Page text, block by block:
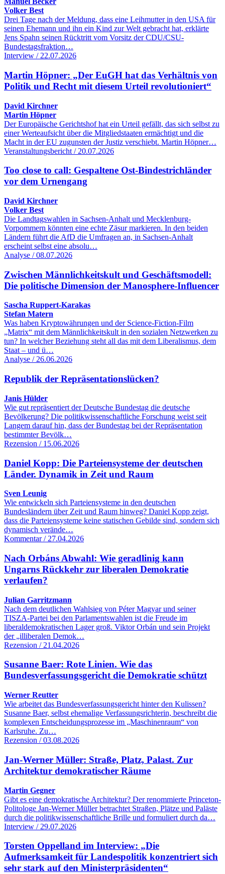
Volker Best
Drei Tage nach der Meldung, dass eine Leihmutter in den USA für
seinen Ehemann und ihn ein Kind zur Welt gebracht hat, erklärte
Jens Spahn seinen Rücktritt vom Vorsitz der CDU/CSU-
Bundestagsfraktion…
Interview / 22.07.2026
Martin Höpner: „Der EuGH hat das Verhältnis von
Politik und Recht mit diesem Urteil revolutioniert“
David Kirchner
Martin Höpner
Der Europäische Gerichtshof hat ein Urteil gefällt, das sich selbst zu
einer Werteaufsicht über die Mitgliedstaaten ermächtigt und die
Macht in der EU zugunsten der Justiz verschiebt. Martin Höpner…
Veranstaltungsbericht / 20.07.2026
Too close to call: Gespaltene Ost-Bindestrichländer
vor dem Urnengang
David Kirchner
Volker Best
Die Landtagswahlen in Sachsen-Anhalt und Mecklenburg-
Vorpommern könnten eine echte Zäsur markieren. In den beiden
Ländern führt die AfD die Umfragen an, in Sachsen-Anhalt
erscheint selbst eine absolu…
Analyse / 08.07.2026
Zwischen Männlichkeitskult und Geschäftsmodell:
Die politische Dimension der Manosphere-Influencer
Sascha Ruppert-Karakas
Stefan Matern
Was haben Kryptowährungen und der Science-Fiction-Film
„Matrix“ mit dem Männlichkeitskult in den sozialen Netzwerken zu
tun? In welcher Beziehung steht all das mit dem Liberalismus, dem
Staat – und ü…
Analyse / 26.06.2026
Republik der Repräsentationslücken?
Janis Hülder
Wie gut repräsentiert der Deutsche Bundestag die deutsche
Bevölkerung? Die politikwissenschaftliche Forschung weist seit
Langem darauf hin, dass der Bundestag bei der Repräsentation
bestimmter Bevölk…
Rezension / 15.06.2026
Daniel Kopp: Die Parteiensysteme der deutschen
Länder. Dynamik in Zeit und Raum
Sven Leunig
Wie entwickeln sich Parteiensysteme in den deutschen
Bundesländern über Zeit und Raum hinweg? Daniel Kopp zeigt,
dass die Parteiensysteme keine statischen Gebilde sind, sondern sich
dynamisch verände…
Kommentar / 27.04.2026
Nach Orbáns Abwahl: Wie geradlinig kann
Ungarns Rückkehr zur liberalen Demokratie
verlaufen?
Julian Garritzmann
Nach dem deutlichen Wahlsieg von Péter Magyar und seiner
TISZA-Partei bei den Parlamentswahlen ist die Freude im
liberaldemokratischen Lager groß. Viktor Orbán und sein Projekt
der „illiberalen Demok…
Rezension / 21.04.2026
Susanne Baer: Rote Linien. Wie das
Bundesverfassungsgericht die Demokratie schützt
Werner Reutter
Wie arbeitet das Bundesverfassungsgericht hinter den Kulissen?
Susanne Baer, selbst ehemalige Verfassungsrichterin, beschreibt die
komplexen Entscheidungsprozesse im „Maschinenraum“ von
Karlsruhe. Zu…
Rezension / 03.08.2026
Jan-Werner Müller: Straße, Platz, Palast. Zur
Architektur demokratischer Räume
Martin Gegner
Gibt es eine demokratische Architektur? Der renommierte Princeton-
Politologe Jan-Werner Müller betrachtet Straßen, Plätze und Paläste
durch die politikwissenschaftliche Brille und formuliert durch da…
Interview / 29.07.2026
Torsten Oppelland im Interview: „Die
Aufmerksamkeit für Landespolitik konzentriert sich
sehr stark auf den Ministerpräsidenten“